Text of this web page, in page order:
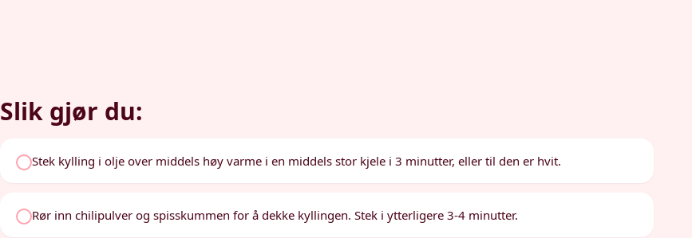
Slik gjør du:
Stek kylling i olje over middels høy varme i en middels stor kjele i 3 minutter, eller til den er hvit.
Rør inn chilipulver og spisskummen for å dekke kyllingen. Stek i ytterligere 3-4 minutter.